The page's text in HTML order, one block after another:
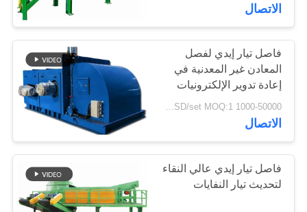
خريطة
الموقع
PRIVACY
POLICY
الحزام الصناعي
بطانية عزل Airgel
78
الاتصال
فاصل تيار إيدي لفصل
المعادن غير المعدنية في
إعادة تدوير الإلكترونيات
1000-50000 USD/set MOQ:1 مجموعات
الاتصال
فاصل تيار إيدي عالي النقاء
لتحديث تيار النفايات